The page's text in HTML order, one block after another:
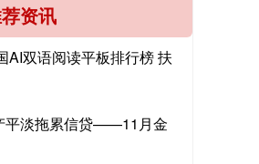
资讯
AI双语阅读平板排行榜 扶
平淡拖累信贷——11月金